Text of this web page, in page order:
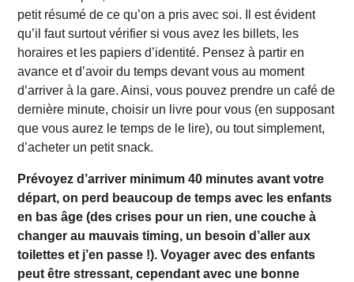
petit résumé de ce qu’on a pris avec soi. Il est évident
qu’il faut surtout vérifier si vous avez les billets, les
horaires et les papiers d’identité. Pensez à partir en
avance et d’avoir du temps devant vous au moment
d’arriver à la gare. Ainsi, vous pouvez prendre un café de
dernière minute, choisir un livre pour vous (en supposant
que vous aurez le temps de le lire), ou tout simplement,
d’acheter un petit snack.
Prévoyez d’arriver minimum 40 minutes avant votre
départ, on perd beaucoup de temps avec les enfants
en bas âge (des crises pour un rien, une couche à
changer au mauvais timing, un besoin d’aller aux
toilettes et j’en passe !). Voyager avec des enfants
peut être stressant, cependant avec une bonne